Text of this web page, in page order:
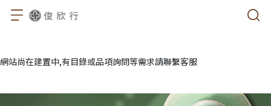
網站尚在建置中,有目錄或品項詢問等需求請聯繫客服